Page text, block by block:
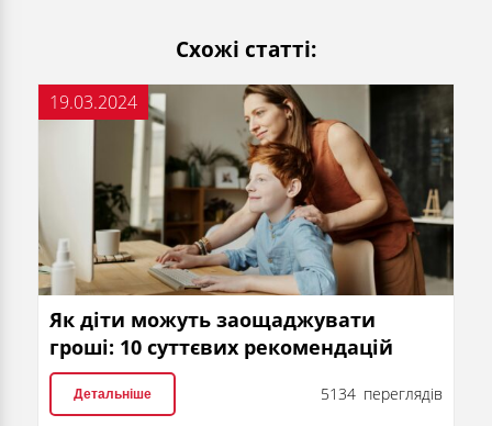
Схожі статті:
19.03.2024
Як діти можуть заощаджувати
гроші: 10 суттєвих рекомендацій
Детальніше 5134 переглядів